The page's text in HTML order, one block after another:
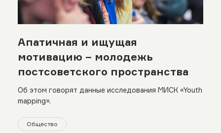
Апатичная и ищущая
мотивацию – молодежь
постсоветского пространства
Об этом говорят данные исследования МИСК «Youth
mapping».
Общество